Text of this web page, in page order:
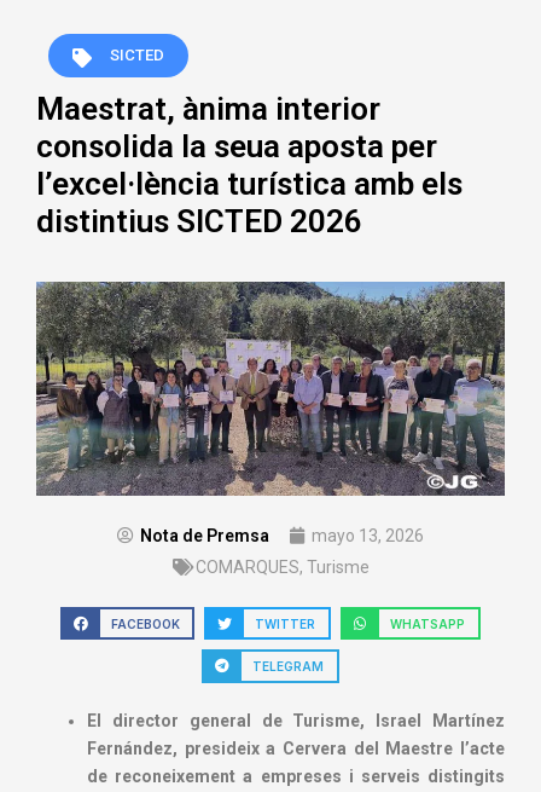
SICTED
Maestrat, ànima interior
consolida la seua aposta per
l’excel·lència turística amb els
distintius SICTED 2026
Nota de Premsa
mayo 13, 2026
COMARQUES, Turisme
FACEBOOK TWITTER WHATSAPP
TELEGRAM
El director general de Turisme, Israel Martínez
Fernández, presideix a Cervera del Maestre l’acte
de reconeixement a empreses i serveis distingits